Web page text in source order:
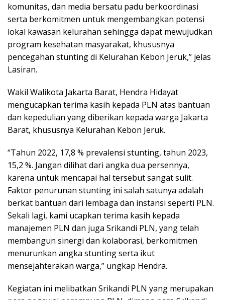
komunitas, dan media bersatu padu berkoordinasi
serta berkomitmen untuk mengembangkan potensi
lokal kawasan kelurahan sehingga dapat mewujudkan
program kesehatan masyarakat, khususnya
pencegahan stunting di Kelurahan Kebon Jeruk,” jelas
Lasiran.
Wakil Walikota Jakarta Barat, Hendra Hidayat
mengucapkan terima kasih kepada PLN atas bantuan
dan kepedulian yang diberikan kepada warga Jakarta
Barat, khususnya Kelurahan Kebon Jeruk.
“Tahun 2022, 17,8 % prevalensi stunting, tahun 2023,
15,2 %. Jangan dilihat dari angka dua persennya,
karena untuk mencapai hal tersebut sangat sulit.
Faktor penurunan stunting ini salah satunya adalah
berkat bantuan dari lembaga dan instansi seperti PLN.
Sekali lagi, kami ucapkan terima kasih kepada
manajemen PLN dan juga Srikandi PLN, yang telah
membangun sinergi dan kolaborasi, berkomitmen
menurunkan angka stunting serta ikut
mensejahterakan warga,” ungkap Hendra.
Kegiatan ini melibatkan Srikandi PLN yang merupakan